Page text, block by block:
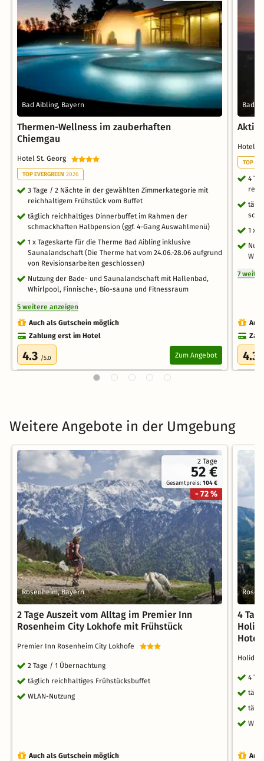
Bad Aibling, Bayern
Thermen-Wellness im zauberhaften
Chiemgau
Hotel St. Georg
TOP EVERGREEN 2026
3 Tage / 2 Nächte in der gewählten Zimmerkategorie mit
reichhaltigem Frühstück vom Buffet
täglich reichhaltiges Dinnerbuffet im Rahmen der
schmackhaften Halbpension (ggf. 4-Gang Auswahlmenü)
1 x Tageskarte für die Therme Bad Aibling inklusive
Saunalandschaft (Die Therme hat vom 24.06.-28.06 aufgrund
von Revisionsarbeiten geschlossen)
Nutzung der Bade- und Saunalandschaft mit Hallenbad,
Whirlpool, Finnische-, Bio-sauna und Fitnessraum
5 weitere anzeigen
Auch als Gutschein möglich
Zahlung erst im Hotel
4.3 /5.0 Zum Angebot
Bad
Hotel
TOP
4
1 x
7
4.3
Weitere Angebote in der Umgebung
2 Tage
52 €
Gesamtpreis:104 €
- 72 %
Rosenheim, Bayern
2 Tage Auszeit vom Alltag im Premier Inn
Rosenheim City Lokhofe mit Frühstück
Premier Inn Rosenheim City Lokhofe
2 Tage / 1 Übernachtung
täglich reichhaltiges Frühstücksbuffet
WLAN-Nutzung
Auch als Gutschein möglich
4
Hotel
4